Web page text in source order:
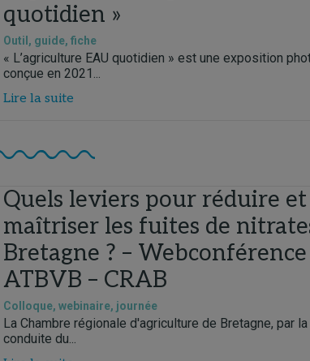
quotidien »
Outil, guide, fiche
« L’agriculture EAU quotidien » est une exposition
conçue en 2021...
Lire la suite
Quels leviers pour réduire et
maîtriser les fuites de
Bretagne ? – Webconférence
ATBVB – CRAB
Colloque, webinaire, journée
La Chambre régionale d'agriculture de Bretagne, par la
conduite du...